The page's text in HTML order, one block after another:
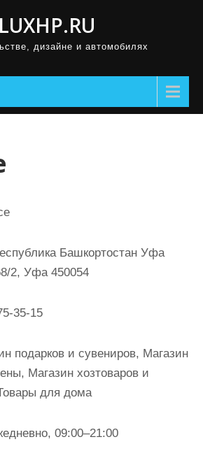
LUXHP.RU
дизайне и автомобилях
Башкортостан Уфа
2, Уфа 450054
35-15
подарков и сувениров, Магазин
Магазин хозтоваров и
для дома
09:00–21:00